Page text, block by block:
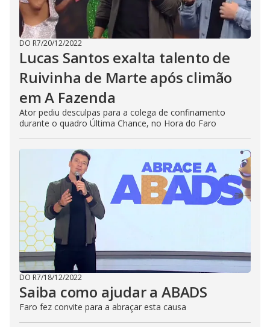
DO R7/20/12/2022
Lucas Santos exalta talento de
Ruivinha de Marte após climão
em A Fazenda
Ator pediu desculpas para a colega de confinamento
durante o quadro Última Chance, no Hora do Faro
DO R7/18/12/2022
Saiba como ajudar a ABADS
Faro fez convite para a abraçar esta causa